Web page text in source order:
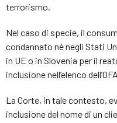
terrorismo.
Nel caso di specie, il
condannato né negli Stati
in UE o in Slovenia per il
inclusione nell’elenco
La Corte, in tale contesto,
inclusione del nome di un